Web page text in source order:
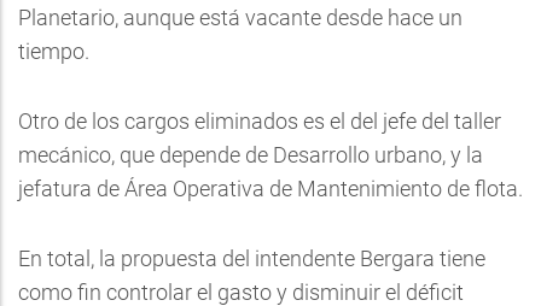
Planetario, aunque está vacante desde hace un
tiempo.
Otro de los cargos eliminados es el del jefe del taller
mecánico, que depende de Desarrollo urbano, y la
jefatura de Área Operativa de Mantenimiento de flota.
En total, la propuesta del intendente Bergara tiene
como fin controlar el gasto y disminuir el déficit